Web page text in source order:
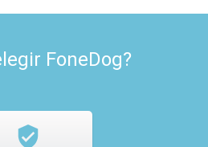
FoneDog?